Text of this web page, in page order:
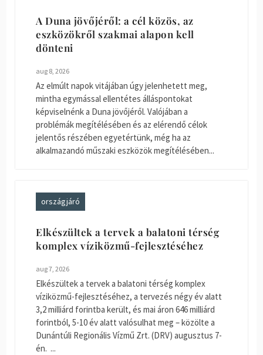
A Duna jövőjéről: a cél közös, az
eszközökről szakmai alapon kell
dönteni
aug 8, 2026
Az elmúlt napok vitájában úgy jelenhetett meg,
mintha egymással ellentétes álláspontokat
képviselnénk a Duna jövőjéről. Valójában a
problémák megítélésében és az elérendő célok
jelentős részében egyetértünk, még ha az
alkalmazandó műszaki eszközök megítélésében...
országjáró
Elkészültek a tervek a balatoni térség
komplex víziközmű-fejlesztéséhez
aug 7, 2026
Elkészültek a tervek a balatoni térség komplex
víziközmű-fejlesztéséhez, a tervezés négy év alatt
3,2 milliárd forintba került, és mai áron 646 milliárd
forintból, 5-10 év alatt valósulhat meg – közölte a
Dunántúli Regionális Vízmű Zrt. (DRV) augusztus 7-
én. ...